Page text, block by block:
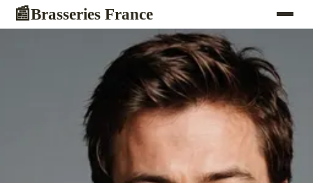
📰Brasseries France